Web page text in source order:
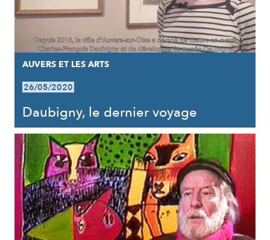
AUVERS ET LES ARTS
26/05/2020
Daubigny, le dernier voyage